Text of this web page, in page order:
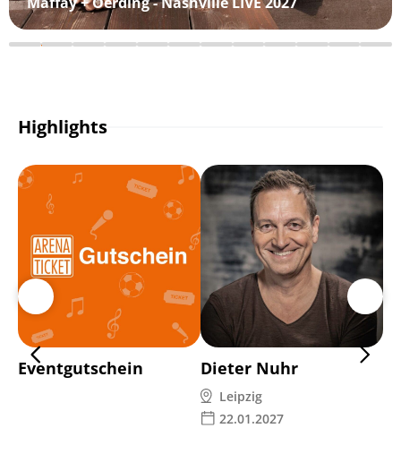
Highlights
Eventgutschein Dieter Nuhr
Leipzig
22.01.2027